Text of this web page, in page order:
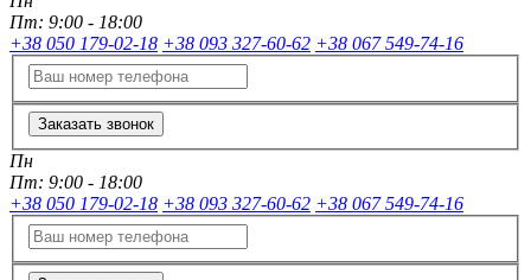
Пт: 9:00 - 18:00
+38 050 179-02-18 +38 093 327-60-62 +38 067 549-74-16
Заказать звонок
Пн
Пт: 9:00 - 18:00
+38 050 179-02-18 +38 093 327-60-62 +38 067 549-74-16